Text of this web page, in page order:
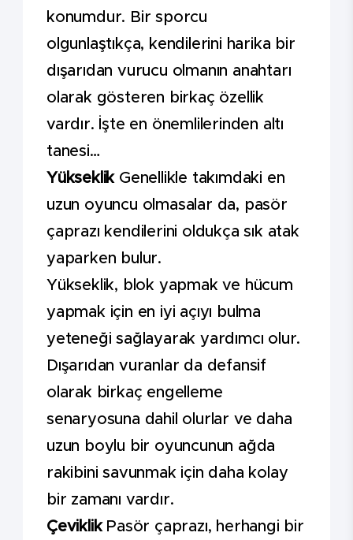
konumdur. Bir sporcu
olgunlaştıkça, kendilerini harika bir
dışarıdan vurucu olmanın anahtarı
olarak gösteren birkaç özellik
vardır. İşte en önemlilerinden altı
tanesi…
Yükseklik Genellikle takımdaki en
uzun oyuncu olmasalar da, pasör
çaprazı kendilerini oldukça sık atak
yaparken bulur.
Yükseklik, blok yapmak ve hücum
yapmak için en iyi açıyı bulma
yeteneği sağlayarak yardımcı olur.
Dışarıdan vuranlar da defansif
olarak birkaç engelleme
senaryosuna dahil olurlar ve daha
uzun boylu bir oyuncunun ağda
rakibini savunmak için daha kolay
bir zamanı vardır.
Çeviklik Pasör çaprazı, herhangi bir